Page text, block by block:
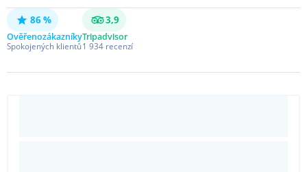
86 %
Ověřenozákazníky
Spokojených klientů
3,9
Tripadvisor
1 934 recenzí